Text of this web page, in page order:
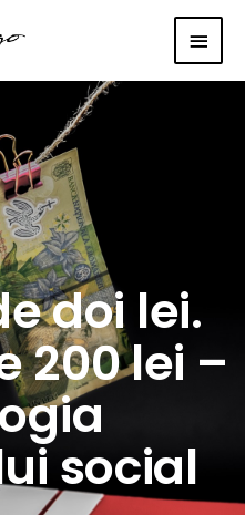
Main
doi lei.
200 lei –
social